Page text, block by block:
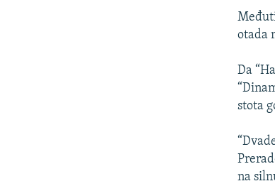
otada
Da
stota
na